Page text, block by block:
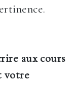
aux cours
votre